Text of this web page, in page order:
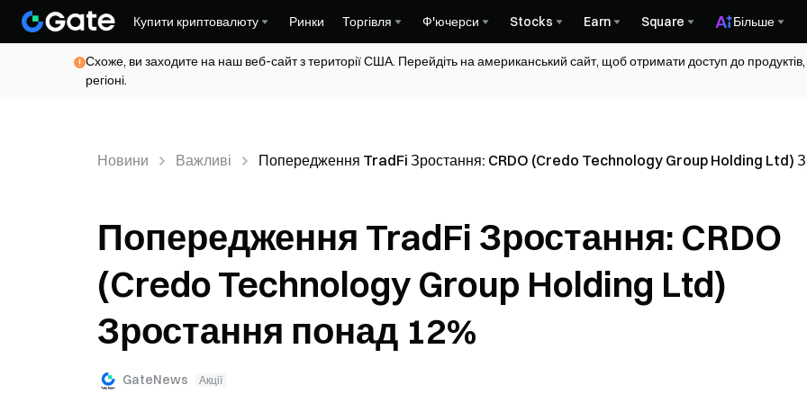
Купити криптовалюту Ринки Торгівля Ф'ючерси Stocks Earn Square Більше
Схоже, ви заходите на наш веб-сайт з території США. Перейдіть на американський сайт, щоб отримати доступ до
регіоні.
Новини Важливі Попередження TradFi Зростання: CRDO (Credo Technology Group Holding Ltd)
Попередження TradFi Зростання: CRDO
(Credo Technology Group Holding Ltd)
Зростання понад 12%
GateNews Акції